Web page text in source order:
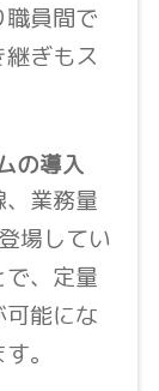
員間で
ぎもス
の導入
業務量
場してい
、定量
能にな
。